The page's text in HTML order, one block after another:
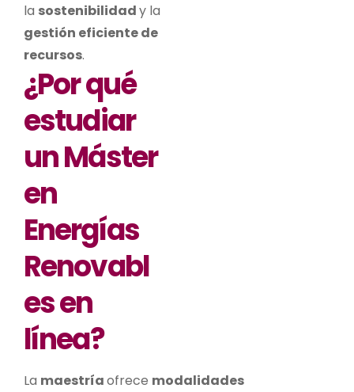
la sostenibilidady la
gestión eficiente de
recursos.
¿Por qué
estudiar
un Máster
en
Energías
Renovabl
es en
línea?
La maestríaofrece modalidades